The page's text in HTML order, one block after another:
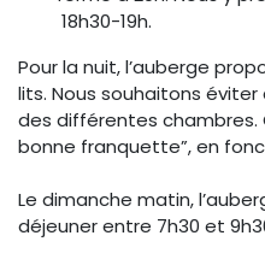
18h30-19h.
Pour la nuit, l’auberge
lits. Nous souhaitons
des différentes chambres.
bonne franquette”, en
Le dimanche matin,
déjeuner entre 7h30 et